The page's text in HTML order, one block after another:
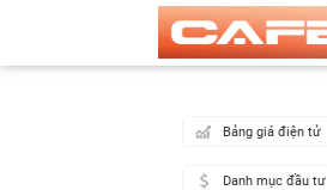
Bảng giá điện tử
Danh mục đầu tư